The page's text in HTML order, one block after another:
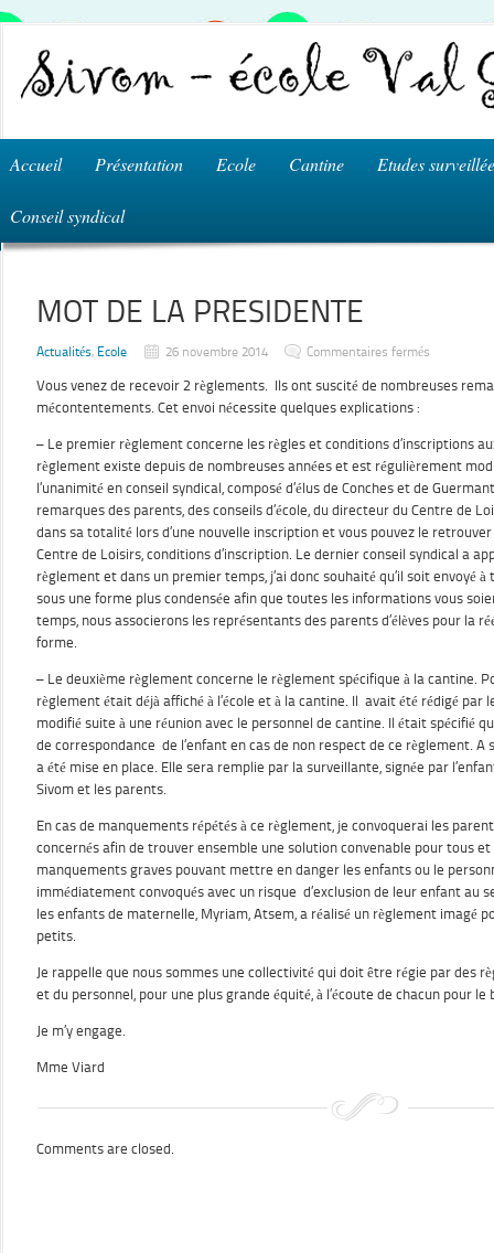
Accueil Présentation Ecole Cantine Etudes
Conseil syndical
MOT DE LA PRESIDENTE
Actualités, Ecole 26 novembre 2014 Commentaires fermés
LA
Vous venez de recevoir 2 règlements. Ils ont suscité de nombreuses
mécontentements. Cet envoi nécessite quelques explications :
– Le premier règlement concerne les règles et conditions d’inscriptions
règlement existe depuis de nombreuses années et est régulièrement
l’unanimité en conseil syndical, composé d’élus de Conches et de
remarques des parents, des conseils d’école, du directeur du Centre de
dans sa totalité lors d’une nouvelle inscription et vous pouvez le
Centre de Loisirs, conditions d’inscription. Le dernier conseil syndical a
règlement et dans un premier temps, j’ai donc souhaité qu’il soit envoyé
sous une forme plus condensée afin que toutes les informations vous
temps, nous associerons les représentants des parents d’élèves pour la
forme.
– Le deuxième règlement concerne le règlement spécifique à la cantine.
règlement était déjà affiché à l’école et à la cantine. Il avait été rédigé par
modifié suite à une réunion avec le personnel de cantine. Il était spécifié
de correspondance de l’enfant en cas de non respect de ce règlement. A
a été mise en place. Elle sera remplie par la surveillante, signée par
Sivom et les parents.
En cas de manquements répétés à ce règlement, je convoquerai les
concernés afin de trouver ensemble une solution convenable pour tous et
manquements graves pouvant mettre en danger les enfants ou le
immédiatement convoqués avec un risque d’exclusion de leur enfant au
les enfants de maternelle, Myriam, Atsem, a réalisé un règlement imagé
petits.
Je rappelle que nous sommes une collectivité qui doit être régie par des
et du personnel, pour une plus grande équité, à l’écoute de chacun pour
Je m’y engage.
Mme Viard
Comments are closed.